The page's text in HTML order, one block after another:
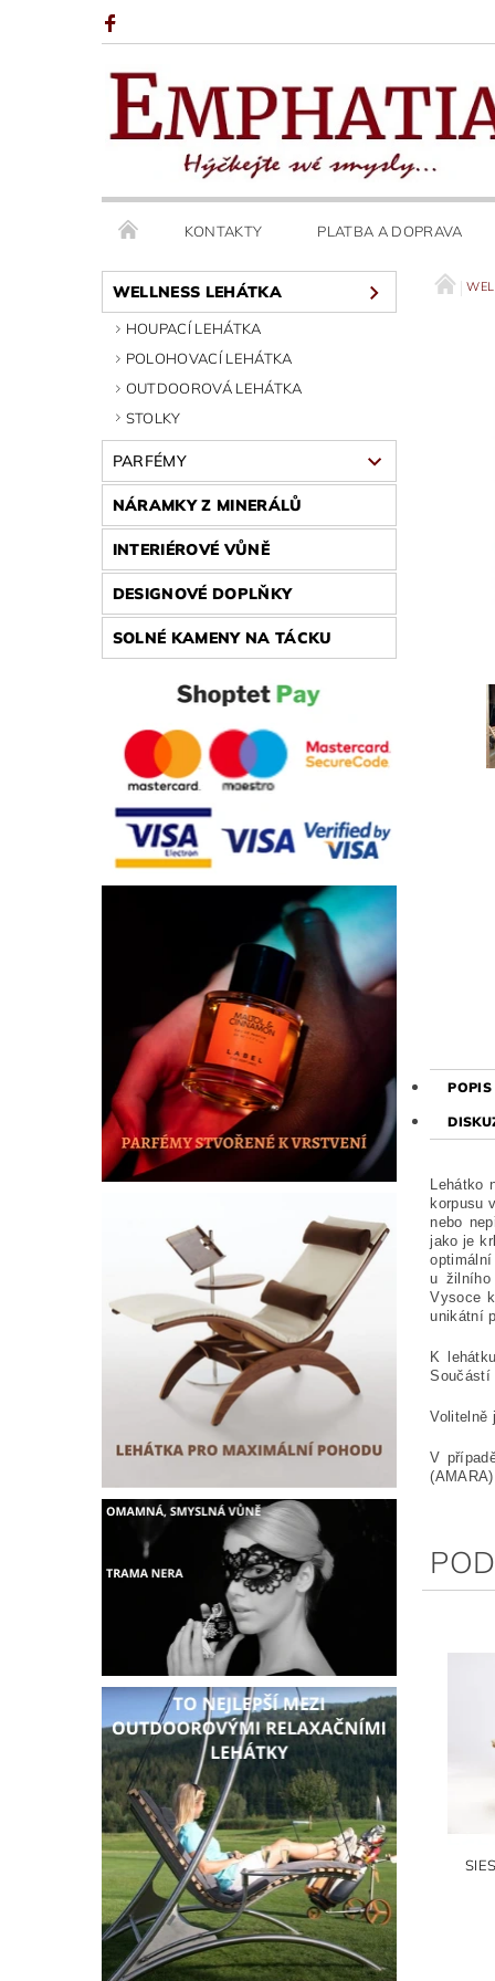
KONTAKTY PLATBA A DOPRAVA
WELLNESS LEHÁTKA
HOUPACÍ LEHÁTKA
POLOHOVACÍ LEHÁTKA
OUTDOOROVÁ LEHÁTKA
STOLKY
PARFÉMY
NÁRAMKY Z MINERÁLŮ
INTERIÉROVÉ VŮNĚ
DESIGNOVÉ DOPLŇKY
SOLNÉ KAMENY NA TÁCKU
POPIS
Lehátko
korpusu
nebo
jako je
u žilního
Vysoce
unikátní
K
Součástí
Volitelně
V